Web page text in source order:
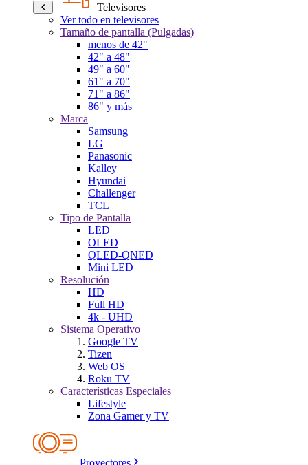
Televisores
Ver todo en televisores
Tamaño de pantalla (Pulgadas)
menos de 42"
42" a 48"
49" a 60"
61" a 70"
71" a 86"
86" y más
Marca
Samsung
LG
Panasonic
Kalley
Hyundai
Challenger
TCL
Tipo de Pantalla
LED
OLED
QLED-QNED
Mini LED
Resolución
HD
Full HD
4k - UHD
Sistema Operativo
Google TV
Tizen
Web OS
Roku TV
Características Especiales
Lifestyle
Zona Gamer y TV
Proyectores